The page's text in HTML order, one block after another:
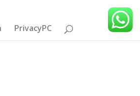
PrivacyPC